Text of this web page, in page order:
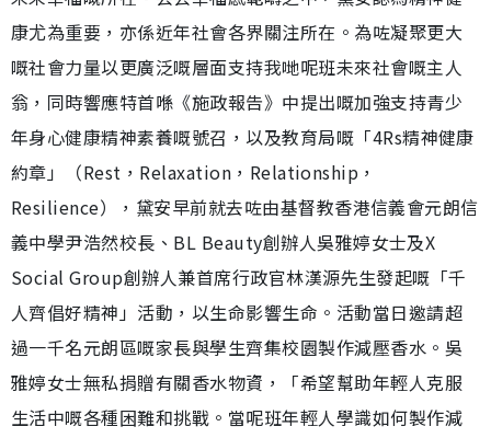
康尤為重要，亦係近年社會各界關注所在。為咗凝聚更大
嘅社會力量以更廣泛嘅層面支持我哋呢班未來社會嘅主人
翁，同時響應特首喺《施政報告》中提出嘅加強支持青少
年身心健康精神素養嘅號召，以及教育局嘅「4Rs精神健康
約章」（Rest，Relaxation，Relationship，
Resilience），黛安早前就去咗由基督教香港信義會元朗信
義中學尹浩然校長、BL Beauty創辦人吳雅婷女士及X
Social Group創辦人兼首席行政官林漢源先生發起嘅「千
人齊倡好精神」活動，以生命影響生命。活動當日邀請超
過一千名元朗區嘅家長與學生齊集校園製作減壓香水。吳
雅婷女士無私捐贈有關香水物資，「希望幫助年輕人克服
生活中嘅各種困難和挑戰。當呢班年輕人學識如何製作減